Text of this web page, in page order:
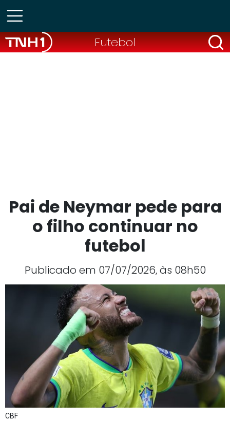
Futebol
Pai de Neymar pede para
o filho continuar no
futebol
Publicado em 07/07/2026, às 08h50
CBF